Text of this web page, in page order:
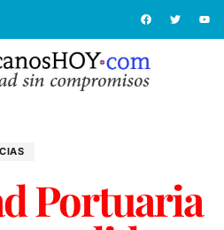
Portuaria